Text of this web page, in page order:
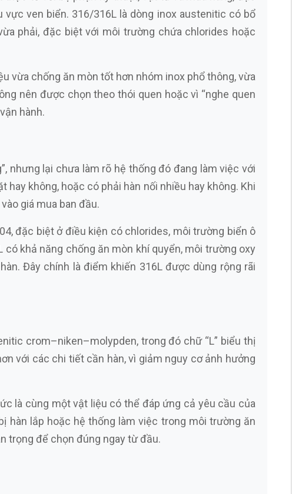
ven biển. 316/316L là dòng inox austenitic có bổ
phải, đặc biệt với môi trường chứa chlorides hoặc
vừa chống ăn mòn tốt hơn nhóm inox phổ thông, vừa
nên được chọn theo thói quen hoặc vì “nghe quen
hành.
nhưng lại chưa làm rõ hệ thống đó đang làm việc với
không, hoặc có phải hàn nối nhiều hay không. Khi
giá mua ban đầu.
đặc biệt ở điều kiện có chlorides, môi trường biển ô
khả năng chống ăn mòn khí quyển, môi trường oxy
Đây chính là điểm khiến 316L được dùng rộng rãi
crom–niken–molypden, trong đó chữ “L” biểu thị
với các chi tiết cần hàn, vì giảm nguy cơ ảnh hưởng
là cùng một vật liệu có thể đáp ứng cả yêu cầu của
hàn lắp hoặc hệ thống làm việc trong môi trường ăn
trọng để chọn đúng ngay từ đầu.